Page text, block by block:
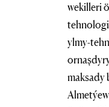
wekilleri
ylmy-
maksady